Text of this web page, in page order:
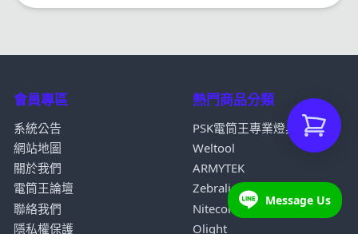
會員專區
系統公告
網站地圖
關於我們
電筒王論壇
聯絡我們
隱私權保護
熱門商品分類
PSK電筒王專業燈具
Weltool
ARMYTEK
Zebralight 斑馬光
Nitecore
Olight
Message Us